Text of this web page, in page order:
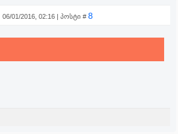
06/01/2016, 02:16 | პოსტი # 8